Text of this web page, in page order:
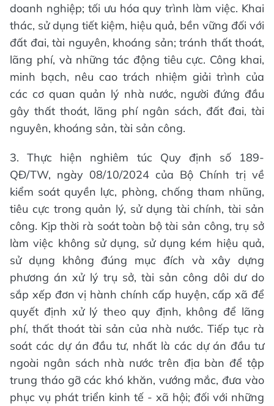
doanh nghiệp; tối ưu hóa quy trình làm việc. Khai
thác, sử dụng tiết kiệm, hiệu quả, bền vững đối với
đất đai, tài nguyên, khoáng sản; tránh thất thoát,
lãng phí, và những tác động tiêu cực. Công khai,
minh bạch, nêu cao trách nhiệm giải trình của
các cơ quan quản lý nhà nước, người đứng đầu
gây thất thoát, lãng phí ngân sách, đất đai, tài
nguyên, khoáng sản, tài sản công.
3. Thực hiện nghiêm túc Quy định số 189-
QĐ/TW, ngày 08/10/2024 của Bộ Chính trị về
kiểm soát quyền lực, phòng, chống tham nhũng,
tiêu cực trong quản lý, sử dụng tài chính, tài sản
công. Kịp thời rà soát toàn bộ tài sản công, trụ sở
làm việc không sử dụng, sử dụng kém hiệu quả,
sử dụng không đúng mục đích và xây dựng
phương án xử lý trụ sở, tài sản công dôi dư do
sắp xếp đơn vị hành chính cấp huyện, cấp xã để
quyết định xử lý theo quy định, không để lãng
phí, thất thoát tài sản của nhà nước. Tiếp tục rà
soát các dự án đầu tư, nhất là các dự án đầu tư
ngoài ngân sách nhà nước trên địa bàn để tập
trung tháo gỡ các khó khăn, vướng mắc, đưa vào
phục vụ phát triển kinh tế - xã hội; đối với những